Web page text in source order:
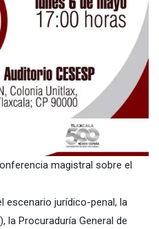
magistral sobre el
escenario jurídico-penal, la
la Procuraduría General de